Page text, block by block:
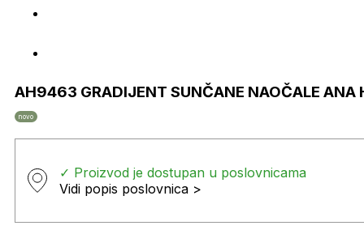
AH9463 GRADIJENT SUNČANE NAOČALE ANA
novo
✓ Proizvod je dostupan u poslovnicama
Vidi popis poslovnica >